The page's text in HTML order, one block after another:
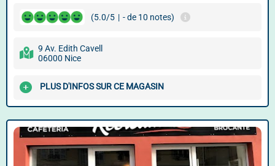
(5.0/5 | - de 10 notes)
9 Av. Edith Cavell
06000 Nice
PLUS D'INFOS SUR CE MAGASIN